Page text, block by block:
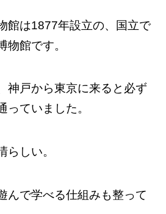
館は1877年設立の、国立で
物館です。
神戸から東京に来ると必ず
っていました。
らしい。
んで学べる仕組みも整って